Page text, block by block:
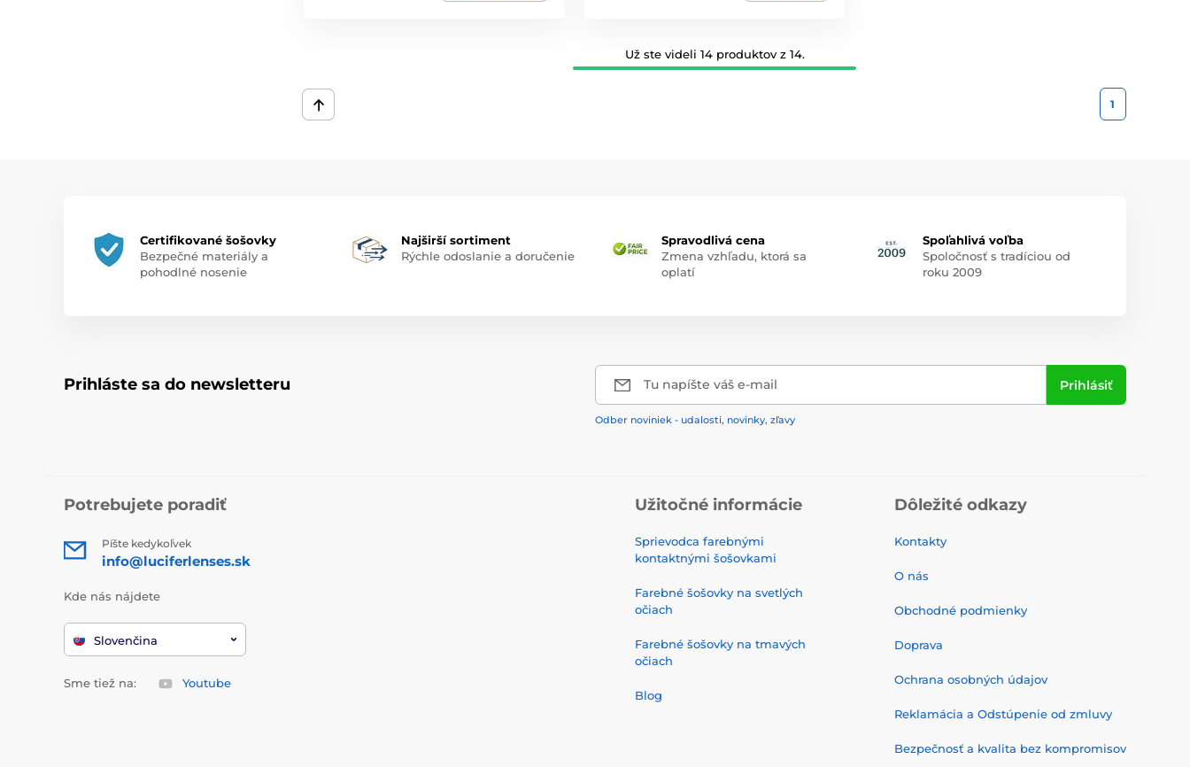
Už ste videli 14 produktov z 14.
1
Certifikované šošovky
Bezpečné materiály a
pohodlné nosenie
Najširší sortiment
Rýchle odoslanie a doručenie
Spravodlivá cena
Zmena vzhľadu, ktorá sa
oplatí
Spoľahlivá voľba
Spoločnosť s tradíciou od
roku 2009
Prihláste sa do newsletteru Tu napíšte váš e-mail Prihlásiť
Odber noviniek - udalosti, novinky, zľavy
Potrebujete poradiť
Píšte kedykoľvek
info@luciferlenses.sk
Kde nás nájdete
Slovenčina
Sme tiež na: Youtube
Užitočné informácie
Sprievodca farebnými
kontaktnými šošovkami
Farebné šošovky na svetlých
očiach
Farebné šošovky na tmavých
očiach
Blog
Dôležité odkazy
Kontakty
O nás
Obchodné podmienky
Doprava
Ochrana osobných údajov
Reklamácia a Odstúpenie od zmluvy
Bezpečnosť a kvalita bez kompromisov